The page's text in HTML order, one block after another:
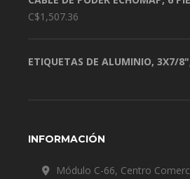
C$1,507.36
ETIQUETAS DE ALUMINIO, 3X7/
INFORMACIÓN
Módulo C-66, Centro